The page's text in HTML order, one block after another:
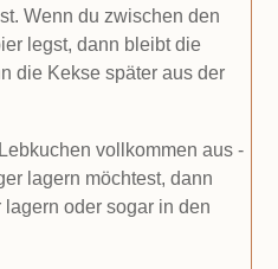
Wenn du zwischen den
legst, dann bleibt die
die Kekse später aus der
vollkommen aus -
lagern möchtest, dann
oder sogar in den